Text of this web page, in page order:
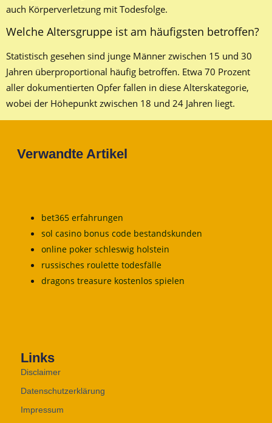
auch Körperverletzung mit Todesfolge.
Welche Altersgruppe ist am häufigsten betroffen?
Statistisch gesehen sind junge Männer zwischen 15 und 30
Jahren überproportional häufig betroffen. Etwa 70 Prozent
aller dokumentierten Opfer fallen in diese Alterskategorie,
wobei der Höhepunkt zwischen 18 und 24 Jahren liegt.
Verwandte Artikel
bet365 erfahrungen
sol casino bonus code bestandskunden
online poker schleswig holstein
russisches roulette todesfälle
dragons treasure kostenlos spielen
Links
Disclaimer
Datenschutzerklärung
Impressum